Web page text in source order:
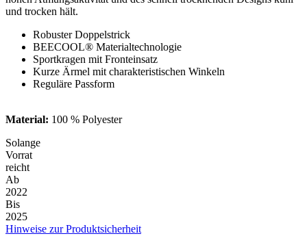
und trocken hält.
Robuster Doppelstrick
BEECOOL® Materialtechnologie
Sportkragen mit Fronteinsatz
Kurze Ärmel mit charakteristischen Winkeln
Reguläre Passform
Material: 100 % Polyester
Solange
Vorrat
reicht
Ab
2022
Bis
2025
Hinweise zur Produktsicherheit